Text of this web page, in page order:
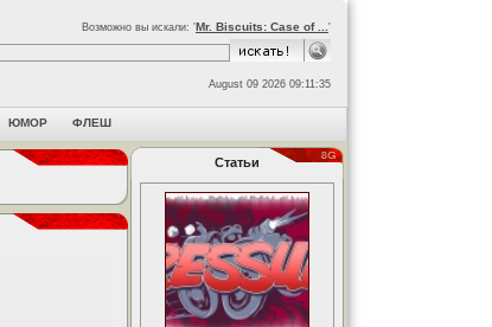
Возможно вы искали: 'Mr. Biscuits: Case of ... '
August 09 2026 09:11:35
ЮМОР ФЛЕШ
Статьи